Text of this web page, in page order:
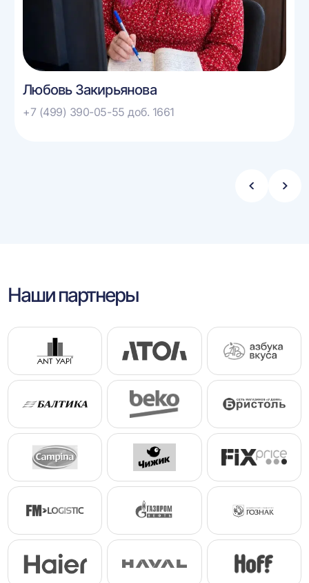
Любовь Закирьянова
+7 (499) 390-05-55 доб. 1661
Стрелка
Наши партнеры